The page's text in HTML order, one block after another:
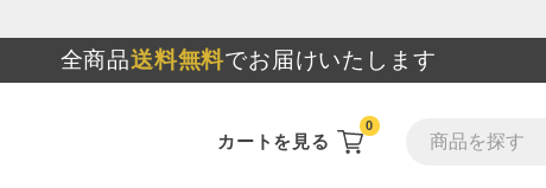
全商品送料無料でお届けいたします
カートを見る
0